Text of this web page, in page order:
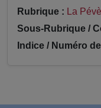
Rubrique : La
Sous-Rubrique /
Indice / Numéro